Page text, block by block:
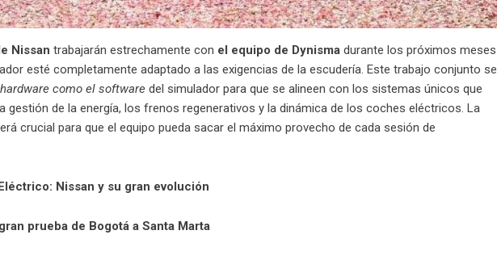
Nissan trabajarán estrechamente con el equipo de Dynisma durante los próximos meses
esté completamente adaptado a las exigencias de la escudería. Este trabajo conjunto se
hardware como el software del simulador para que se alineen con los sistemas únicos que
gestión de la energía, los frenos regenerativos y la dinámica de los coches eléctricos. La
crucial para que el equipo pueda sacar el máximo provecho de cada sesión de
Nissan y su gran evolución
prueba de Bogotá a Santa Marta